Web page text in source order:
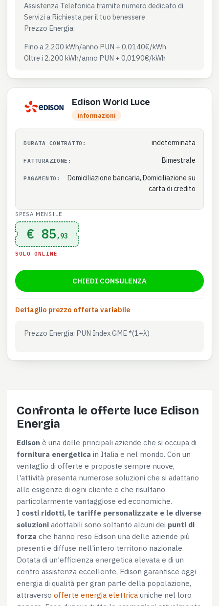
Assistenza Telefonica tramite numero dedicato di
Servizi a Richiesta per il tuo benessere
Prezzo Energia:
Fino a 2.200 kWh/anno PUN + 0,0140€/kWh
Oltre i 2.200 kWh/anno PUN + 0,0190€/kWh
Edison World Luce
informazioni
DURATA CONTRATTO: indeterminata
FATTURAZIONE: Bimestrale
PAGAMENTO:
Domiciliazione bancaria, Domiciliazione su
carta di credito
SPESA MENSILE
€ 85 ,93
SOLO ONLINE
CHIEDI CONSULENZA
Dettaglio prezzo offerta variabile
Prezzo Energia: PUN Index GME *(1+λ)
Confronta le offerte luce Edison
Energia
Edison è una delle principali aziende che si occupa di
fornitura energetica in Italia e nel mondo. Con un
ventaglio di offerte e proposte sempre nuove,
l'attività presenta numerose soluzioni che si adattano
alle esigenze di ogni cliente e che risultano
particolarmente vantaggiose ed economiche.
I costi ridotti, le tariffe personalizzate e le diverse
soluzioni adottabili sono soltanto alcuni dei punti di
forza che hanno reso Edison una delle aziende più
presenti e diffuse nell'intero territorio nazionale.
Dotata di un'efficienza energetica elevata e di un
centro assistenza eccellente, Edison garantisce oggi
energia di qualità per gran parte della popolazione,
attraverso offerte energia elettrica uniche nel loro